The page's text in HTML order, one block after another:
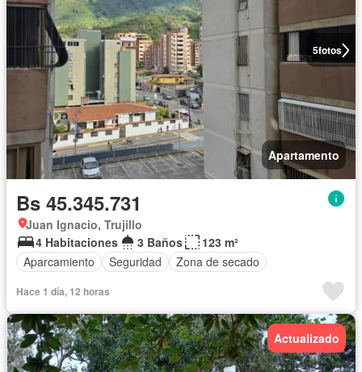
5fotos
Apartamento
Bs 45.345.731
Juan Ignacio, Trujillo
4 Habitaciones
3 Baños
123 m²
Aparcamiento
Seguridad Zona de secado
Hace 1 día, 12 horas
Actualizado